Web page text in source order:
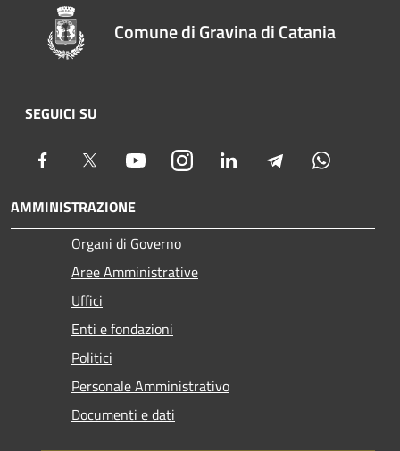
Comune di Gravina di Catania
SEGUICI SU
Facebook Twitter YoutubeInstagram LinkedIn Telegram
AMMINISTRAZIONE
Organi di Governo
Aree Amministrative
Uffici
Enti e fondazioni
Politici
Personale Amministrativo
Documenti e dati